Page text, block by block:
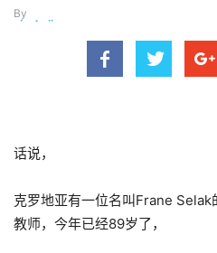
By
xieshujing
话说，
克罗地亚有一位名叫Frane
教师，今年已经89岁了，